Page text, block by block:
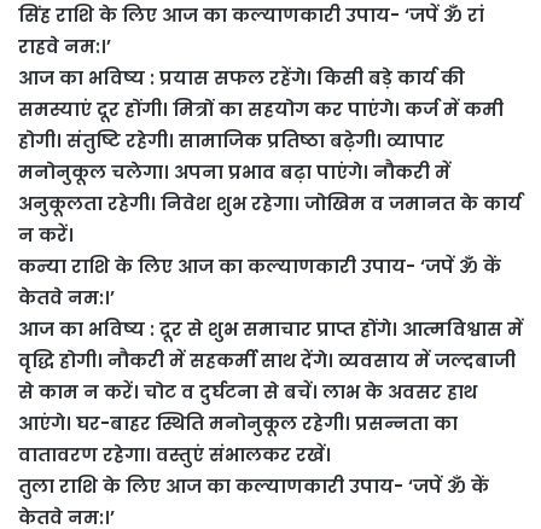
सिंह राशि के लिए आज का कल्याणकारी उपाय- ‘जपें ॐ रां
राहवे नम:।’
आज का भविष्य : प्रयास सफल रहेंगे। किसी बड़े कार्य की
समस्याएं दूर होंगी। मित्रों का सहयोग कर पाएंगे। कर्ज में कमी
होगी। संतुष्टि रहेगी। सामाजिक प्रतिष्ठा बढ़ेगी। व्यापार
मनोनुकूल चलेगा। अपना प्रभाव बढ़ा पाएंगे। नौकरी में
अनुकूलता रहेगी। निवेश शुभ रहेगा। जोखिम व जमानत के कार्य
न करें।
कन्या राशि के लिए आज का कल्याणकारी उपाय- ‘जपें ॐ कें
केतवे नम:।’
आज का भविष्य : दूर से शुभ समाचार प्राप्त होंगे। आत्मविश्वास में
वृद्धि होगी। नौकरी में सहकर्मी साथ देंगे। व्यवसाय में जल्दबाजी
से काम न करें। चोट व दुर्घटना से बचें। लाभ के अवसर हाथ
आएंगे। घर-बाहर स्थिति मनोनुकूल रहेगी। प्रसन्नता का
वातावरण रहेगा। वस्तुएं संभालकर रखें।
तुला राशि के लिए आज का कल्याणकारी उपाय- ‘जपें ॐ कें
केतवे नम:।’